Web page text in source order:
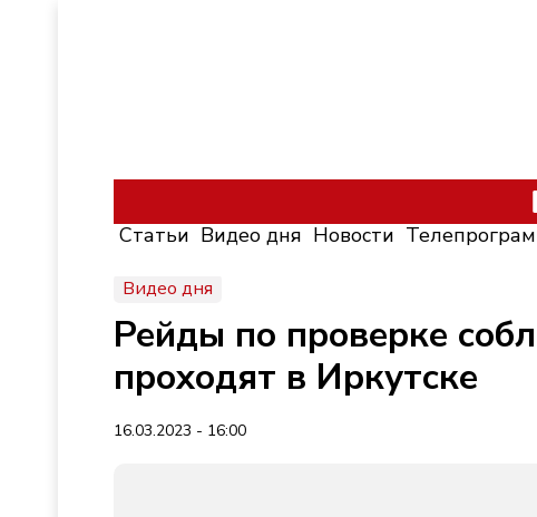
Статьи Видео дня Новости
Видео дня
Рейды по проверке
проходят в Иркутске
16.03.2023 - 16:00